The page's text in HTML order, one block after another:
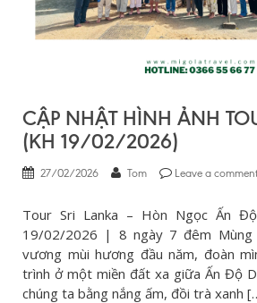
CẬP NHẬT HÌNH ẢNH
(KH 19/02/2026)
27/02/2026 Tom Leave a comment
Tour Sri Lanka – Hòn Ngọc Ấn
19/02/2026 | 8 ngày 7 đêm Mùng
vương mùi hương đầu năm, đoàn
trình ở một miền đất xa giữa Ấn Độ
chúng ta bằng nắng ấm, đồi trà xanh